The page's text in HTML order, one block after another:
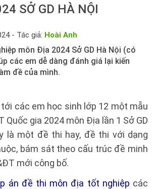
SỞ GD HÀ NỘI
- Tác giả: Hoài Anh
môn Địa 2024 Sở GD Hà Nội (có
các em dễ dàng đánh giá lại kiến
đề của mình.
các em học sinh lớp 12 một mẫu
Quốc gia 2024 môn Địa lần 1 Sở GD
là một đề thi hay, đề thi với dạng
bám sát theo cấu trúc đề minh
mới công bố.
án đề thi môn địa tốt nghiệp các